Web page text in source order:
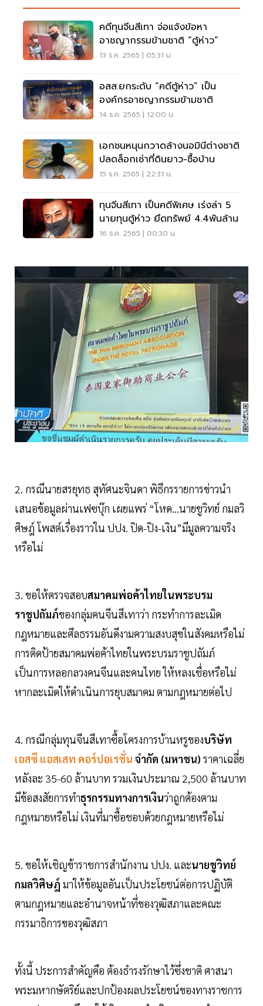
คดีทุนจีนสีเทา จ่อแจ้งข้อหา
อาชญากรรมข้ามชาติ “ตู้ห่าว”
13 ธ.ค. 2565 | 05:31 น.
อสส.ยกระดับ “คดีตู้ห่าว” เป็น
องค์กรอาชญากรรมข้ามชาติ
14 ธ.ค. 2565 | 12:00 น.
เอกชนหนุนกวาดล้างนอมินีต่างชาติ
ปลดล็อกเช่าที่ดินยาว-ซื้อบ้าน
15 ธ.ค. 2565 | 22:31 น.
ทุนจีนสีเทา เป็นคดีพิเศษ เร่งล่า 5
นายทุนตู้ห่าว ยึดทรัพย์ 4.4พันล้าน
16 ธ.ค. 2565 | 00:30 น.
2. กรณีนายสรยุทธ สุทัศนะจินดา พิธีกรรายการข่าวนำ
เสนอข้อมูลผ่านเฟซบุ๊ก เผยแพร่ “โหด…นายชูวิทย์ กมลวิ
ศิษฎ์ โพสต์เรื่องราวใน ปปง. ปิด-ปิง-เงิน”มีมูลความจริง
หรือไม่
3. ขอให้ตรวจสอบสมาคมพ่อค้าไทยในพระบรม
ราชูปถัมภ์ของกลุ่มคนจีนสีเทาว่า กระทำการละเมิด
กฎหมายและศีลธรรมอันดีงามความสงบสุขในสังคมหรือไม่
การติดป้ายสมาคมพ่อค้าไทยในพระบรมราชูปถัมภ์
เป็นการหลอกลวงคนจีนและคนไทย ให้หลงเชื่อหรือไม่
หากละเมิดให้ดำเนินการยุบสมาคม ตามกฎหมายต่อไป
4. กรณีกลุ่มทุนจีนสีเทาซื้อโครงการบ้านหรูของบริษัท
เอสซี แอสเสท คอร์ปอเรชั่น จำกัด (มหาชน) ราคาเฉลี่ย
หลังละ 35-60 ล้านบาท รวมเงินประมาณ 2,500 ล้านบาท
มีข้อสงสัยการทำธุรกรรมทางการเงินว่าถูกต้องตาม
กฎหมายหรือไม่ เงินที่มาซื้อชอบด้วยกฎหมายหรือไม่
5. ขอให้เชิญข้าราชการสำนักงาน ปปง. และนายชูวิทย์
กมลวิศิษฎ์ มาให้ข้อมูลอันเป็นประโยชน์ต่อการปฏิบัติ
ตามกฎหมายและอำนาจหน้าที่ของวุฒิสภาและคณะ
กรรมาธิการของวุฒิสภา
ทั้งนี้ ประการสำคัญคือ ต้องธำรงรักษาไว้ซึ่งชาติ ศาสนา
พระมหากษัตริย์และปกป้องผลประโยชน์ของทางราชการ